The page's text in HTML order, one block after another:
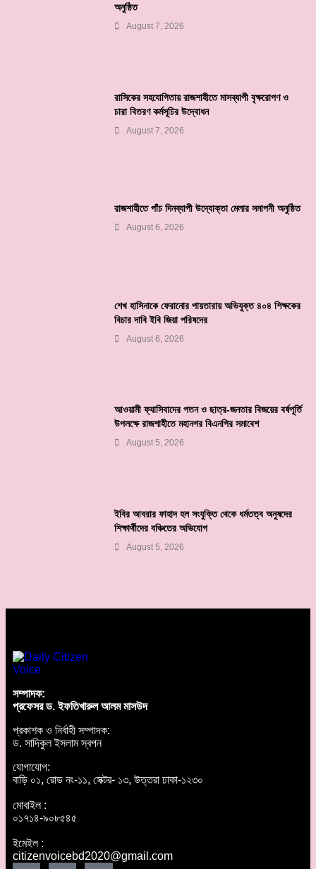
অনুষ্ঠিত
August 7, 2026
রাসিকের সহযোগিতায় রাজশাহীতে মাসব্যাপী বৃক্ষরোপণ ও
চারা বিতরণ কর্মসূচির উদ্বোধন
August 7, 2026
রাজশাহীতে পাঁচ দিনব্যাপী উদ্যোক্তা মেলার সমাপনী অনুষ্ঠিত
August 6, 2026
শেখ হাসিনাকে ফেরানোর পায়তারায় অভিযুক্ত ৪০৪ শিক্ষকের
বিচার দাবি ইবি জিয়া পরিষদের
August 6, 2026
আওয়ামী ফ্যাসিবাদের পতন ও ছাত্র-জনতার বিজয়ের বর্ষপূর্তি
উপলক্ষে রাজশাহীতে মহানগর বিএনপির সমাবেশ
August 5, 2026
ইবির আবরার ফাহাদ হল সংযুক্তি থেকে ধর্মতত্ব অনুষদের
শিক্ষার্থীদের বঞ্চিতের অভিযোগ
August 5, 2026
সম্পাদক:
প্রফেসর ড. ইফতিখারুল আলম মাসউদ
প্রকাশক ও নির্বাহী সম্পাদক:
ড. সাদিকুল ইসলাম স্বপন
যোগাযোগ:
বাড়ি ০১, রোড নং-১১, সেক্টর- ১৩, উত্তরা ঢাকা-১২৩০
মোবাইল :
০১৭১৪-৯০৮৫৪৫
ইমেইল :
citizenvoicebd2020@gmail.com